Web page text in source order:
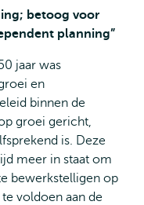
betoog voor
planning”
jaar was
en
binnen de
groei gericht,
is. Deze
meer in staat om
bewerkstelligen op
voldoen aan de